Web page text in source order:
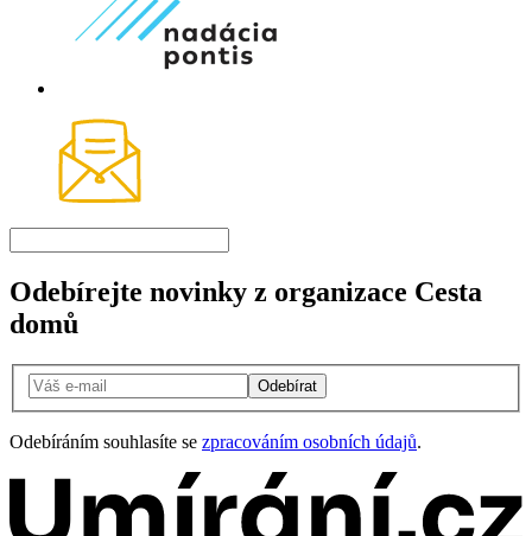
Odebírejte novinky z organizace Cesta
domů
Odebírat
Odebíráním souhlasíte se zpracováním osobních údajů.